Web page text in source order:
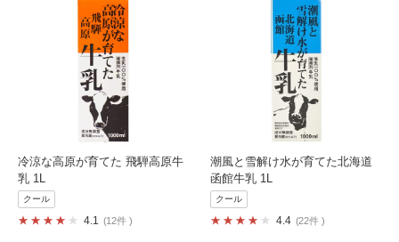
冷涼な高原が育てた 飛騨高原牛
乳 1L
クール
4.1 12件
潮風と雪解け水が育てた北海道
函館牛乳 1L
クール
4.4 22件